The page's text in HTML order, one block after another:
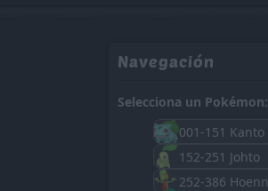
Navegación
Selecciona un Pokémon: